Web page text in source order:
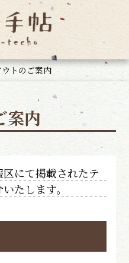
ウトのご案内
案内
にて掲載されたテ
たします。